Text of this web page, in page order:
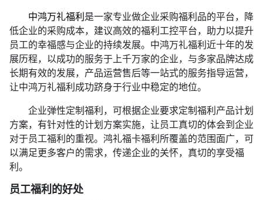
中鸿万礼福利是一家专业做企业采购福利品的平台，降
低企业的采购成本，建议高效的福利工控平台，助力以提升
员工的幸福感与企业的持续发展。中鸿万礼福利近十年的发
展历程，以成功的服务于上千万家的企业，与多家品牌达成
长期有效的发展，产品运营售后等一站式的服务指导运营，
让中鸿万礼福利成功跻身于行业中稳定的地位。
企业弹性定制福利，可根据企业要求定制福利产品计划
方案，有针对性的计划方案实施，让员工真切的体会到企业
对于员工福利的重视。鸿礼福卡福利所覆盖的范围面广，可
以满足更多客户的需求，传递企业的关怀，真切的享受福
利。
员工福利的好处